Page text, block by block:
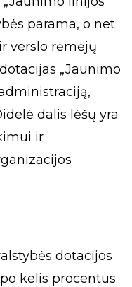
parama, o net
verslo rėmėjų
„Jaunimo
dalis lėšų yra
ir
dotacijos
kelis procentus